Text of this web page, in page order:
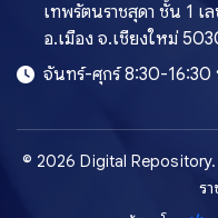
เทพรัตนราชสุดา ชั้น 1 เ
อ.เมือง จ.เชียงใหม่
จันทร์-ศุกร์ 8:30-16:30
© 2026 Digital
ร